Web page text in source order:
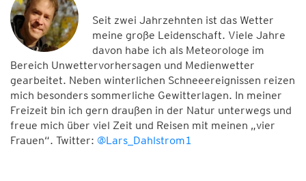
Seit zwei Jahrzehnten ist das Wetter
meine große Leidenschaft. Viele Jahre
davon habe ich als Meteorologe im
Bereich Unwettervorhersagen und Medienwetter
gearbeitet. Neben winterlichen Schneeereignissen reizen
mich besonders sommerliche Gewitterlagen. In meiner
Freizeit bin ich gern draußen in der Natur unterwegs und
freue mich über viel Zeit und Reisen mit meinen „vier
Frauen“. Twitter: @Lars_Dahlstrom1